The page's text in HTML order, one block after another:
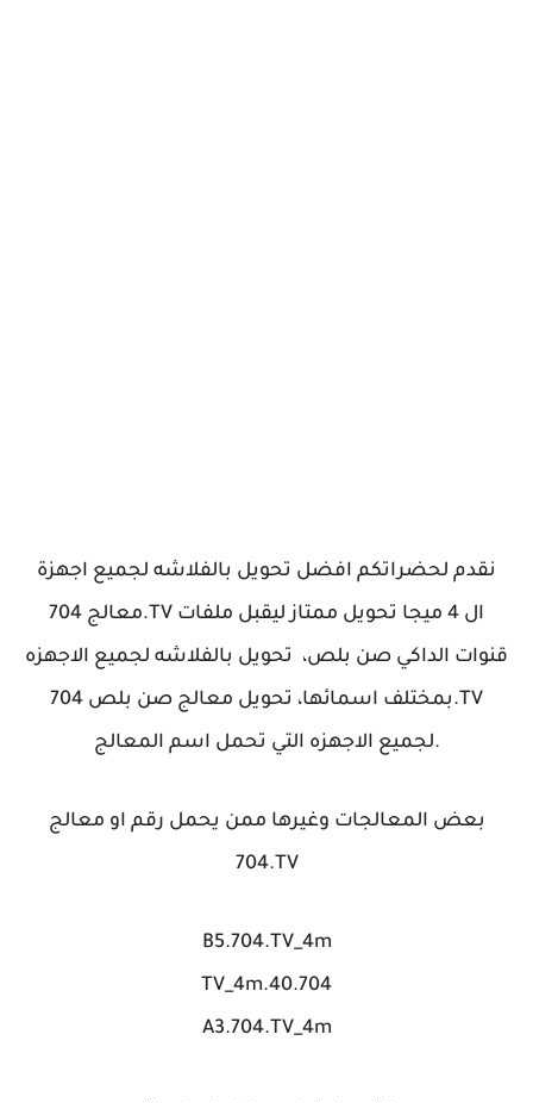
نقدم لحضراتكم افضل تحويل بالفلاشه لجميع اجهزة
معالج 704.TV ال 4 ميجا تحويل ممتاز ليقبل ملفات
قنوات الداكي صن بلص، تحويل بالفلاشه لجميع الاجهزه
بمختلف اسمائها، تحويل معالج صن بلص 704.TV
لجميع الاجهزه التي تحمل اسم المعالج.
بعض المعالجات وغيرها ممن يحمل رقم او معالج
704.TV
B5.704.TV_4m
40.704.TV_4m
A3.704.TV_4m